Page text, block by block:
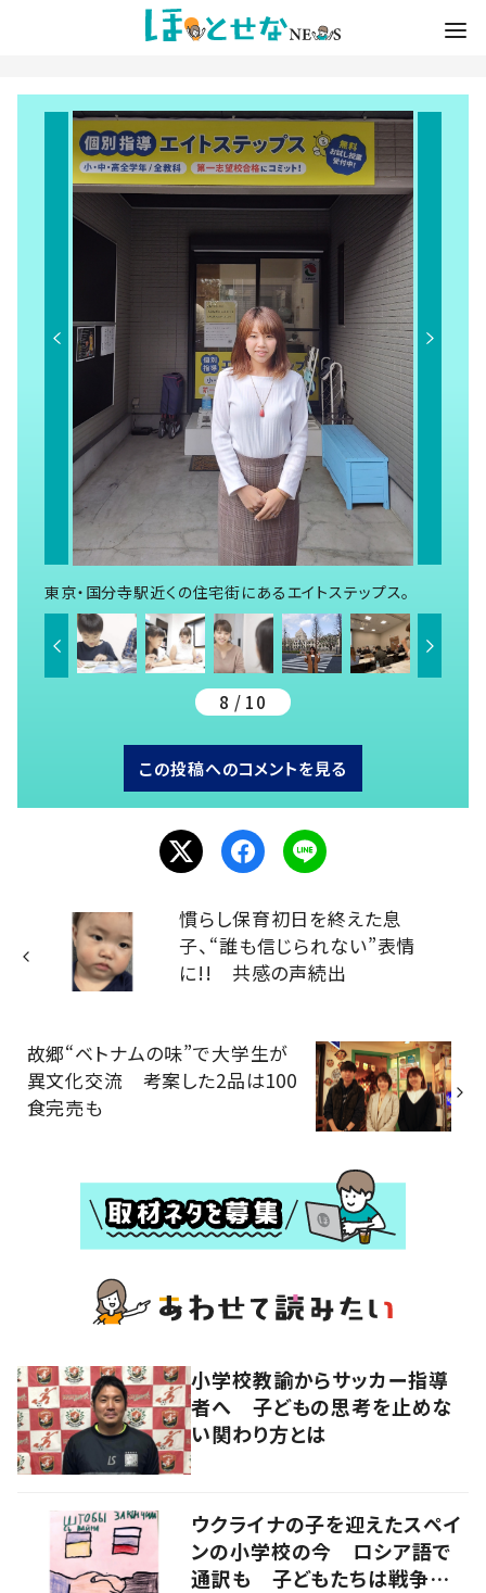
東京・国分寺駅近くの住宅街にあるエイトステップス。
8 / 10
この投稿へのコメントを見る
慣らし保育初日を終えた息
子、“誰も信じられない”表情
に!! 共感の声続出
故郷“ベトナムの味”で大学生が
異文化交流 考案した2品は100
食完売も
小学校教諭からサッカー指導
者へ 子どもの思考を止めな
い関わり方とは
ウクライナの子を迎えたスペイ
ンの小学校の今 ロシア語で
通訳も 子どもたちは戦争をど